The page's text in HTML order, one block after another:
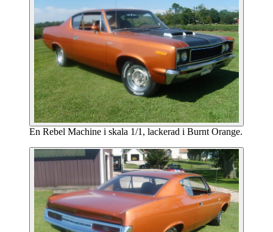
En Rebel Machine i skala 1/1, lackerad i Burnt Orange.